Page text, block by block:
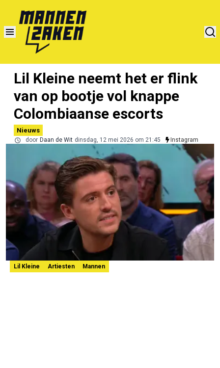
Lil Kleine neemt het er flink
van op bootje vol knappe
Colombiaanse escorts
Nieuws
door Daan de Wit dinsdag, 12 mei 2026 om 21:45 Instagram
Lil Kleine Artiesten Mannen